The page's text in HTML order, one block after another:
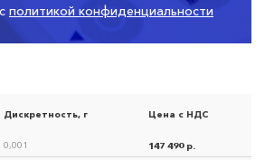
политикой конфиденциальности
Дискретность, г Цена с НДС
0,001
147 490 р.